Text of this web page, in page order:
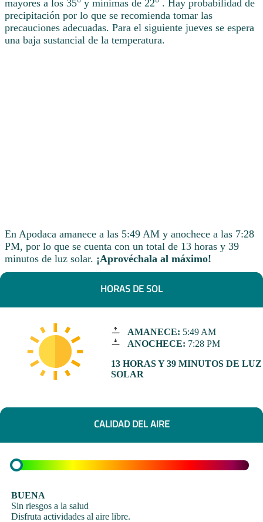
mayores a los 35° y mínimas de 22° . Hay probabilidad de
precipitación por lo que se recomienda tomar las
precauciones adecuadas. Para el siguiente jueves se espera
una baja sustancial de la temperatura.
En Apodaca amanece a las 5:49 AM y anochece a las 7:28
PM, por lo que se cuenta con un total de 13 horas y 39
minutos de luz solar. ¡Aprovéchala al máximo!
HORAS DE SOL
AMANECE: 5:49 AM
ANOCHECE: 7:28 PM
13 HORAS Y 39 MINUTOS DE LUZ
SOLAR
CALIDAD DEL AIRE
BUENA
Sin riesgos a la salud
Disfruta actividades al aire libre.